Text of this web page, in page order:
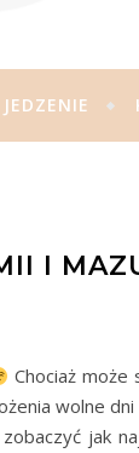
JEDZENIE
I
Chociaż
wolne dni
jak